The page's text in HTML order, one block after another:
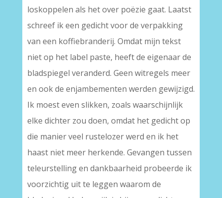
loskoppelen als het over poëzie gaat. Laatst
schreef ik een gedicht voor de verpakking
van een koffiebranderij. Omdat mijn tekst
niet op het label paste, heeft de eigenaar de
bladspiegel veranderd. Geen witregels meer
en ook de enjambementen werden gewijzigd.
Ik moest even slikken, zoals waarschijnlijk
elke dichter zou doen, omdat het gedicht op
die manier veel rustelozer werd en ik het
haast niet meer herkende. Gevangen tussen
teleurstelling en dankbaarheid probeerde ik
voorzichtig uit te leggen waarom de